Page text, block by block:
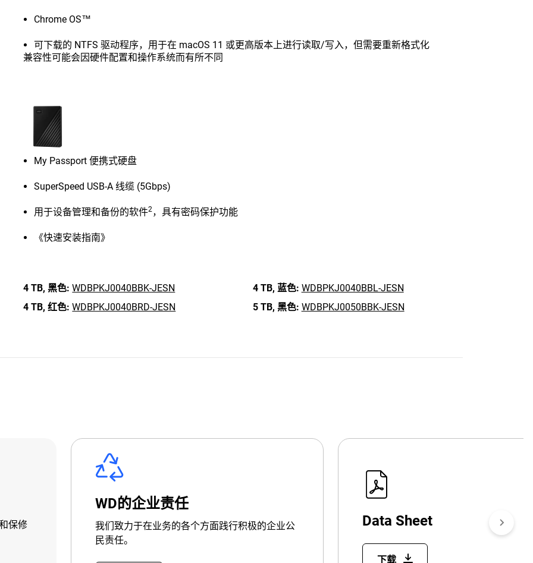
Chrome OS™
可下载的 NTFS 驱动程序，用于在 macOS 11 或更高版本上进行读取/写入，但需要重新格式化
兼容性可能会因硬件配置和操作系统而有所不同
My Passport 便携式硬盘
SuperSpeed USB-A 线缆 (5Gbps)
用于设备管理和备份的软件2，具有密码保护功能
《快速安装指南》
4 TB, 黑色: WDBPKJ0040BBK-JESN 4 TB, 蓝色: WDBPKJ0040BBL-JESN
4 TB, 红色: WDBPKJ0040BRD-JESN 5 TB, 黑色: WDBPKJ0050BBK-JESN
保修
WD的企业责任
我们致力于在业务的各个方面践行积极的企业公
民责任。
Data Sheet
下载